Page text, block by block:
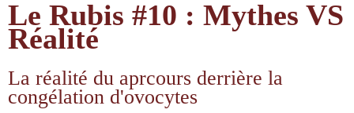
Le Rubis #10 : Mythes VS
Réalité
La réalité du aprcours derrière la
congélation d'ovocytes